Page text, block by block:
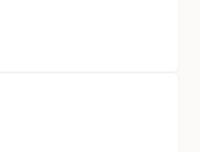
avec supplément.